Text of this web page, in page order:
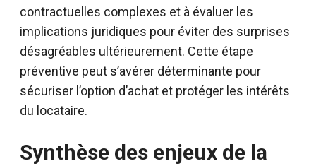
contractuelles complexes et à évaluer les
implications juridiques pour éviter des surprises
désagréables ultérieurement. Cette étape
préventive peut s’avérer déterminante pour
sécuriser l’option d’achat et protéger les intérêts
du locataire.
Synthèse des enjeux de la